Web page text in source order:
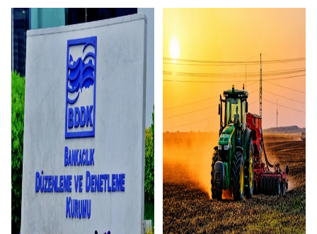
muhammen bedeli
açıklandı